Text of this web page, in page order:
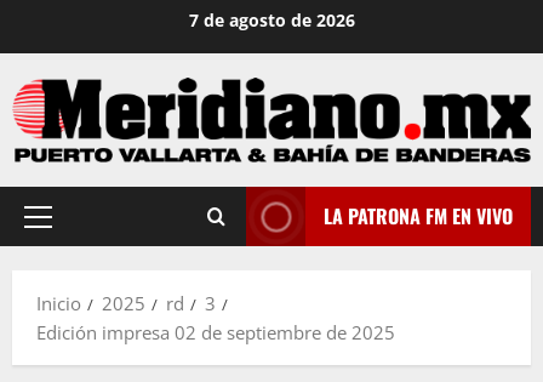
contenido
7 de agosto de 2026
Menú
LA PATRONA FM EN VIVO
Inicio 2025 rd
3
Edición impresa 02 de septiembre de 2025